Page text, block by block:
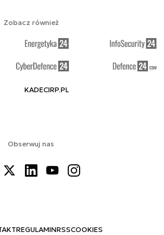
Obserwuj nas
REGULAMINRSSCOOKIES
Zobacz również
KADECIRP.PL